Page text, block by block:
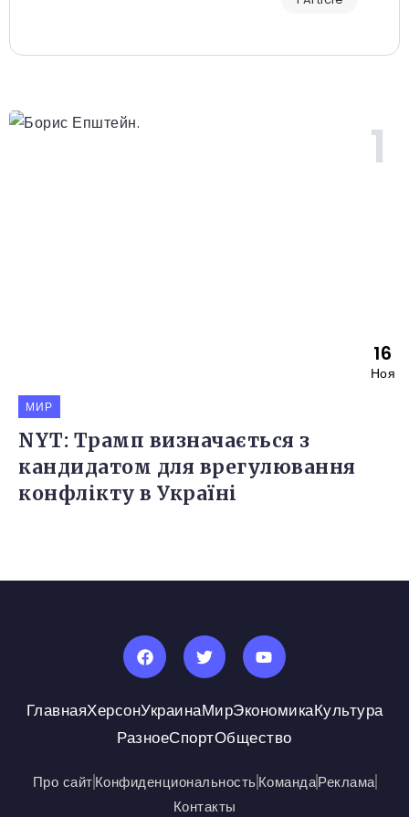
16
Ноя
МИР
NYT: Трамп визначається з
кандидатом для врегулювання
конфлікту в Україні
ГлавнаяХерсонУкраинаМирЭкономикаКультура
РазноеСпортОбщество
Про сайтКонфиденциональностьКомандаРеклама
Контакты